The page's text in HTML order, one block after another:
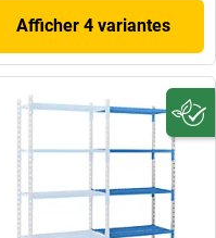
Afficher 4 variantes